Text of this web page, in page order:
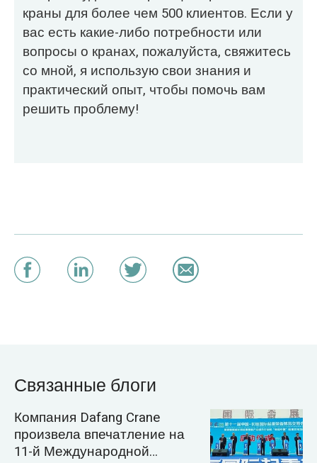
краны для более чем 500 клиентов. Если у
вас есть какие-либо потребности или
вопросы о кранах, пожалуйста, свяжитесь
со мной, я использую свои знания и
практический опыт, чтобы помочь вам
решить проблему!
Связанные блоги
Компания Dafang Crane
произвела впечатление на
11-й Международной